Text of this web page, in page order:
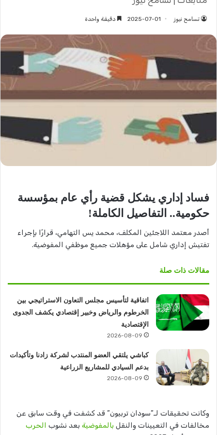
تسامح نيوز 2025-07-01 دقيقة واحدة
فساد إداري يشكل قضية رأي عام بمؤسسة
حكومية.. التفاصيل الكاملة!
أصدر معتمد اللاجئين المكلف، محمد يس التهامي، قرارًا بإجراء
تفتيش إداري شامل على مؤهلات جميع موظفي المفوضية.
مقالات ذات صلة
اتفاقية لتأسيس مجلس التعاون الاستراتيجي بين
الخرطوم والرياض وخبير إقتصادي يكشف الجدوى
الإقتصادية
2026-08-09
كباشي يلتقي العضو المنتدب لشركة زادنا وتأكيدات
بدعم السيادي للمشاريع الزراعية
2026-08-09
وكانت تحقيقات لـ”سودان تربيون” قد كشفت في وقت سابق عن
مخالفات في التعيينات والنقل بالمفوضية بعد نشوب الحرب